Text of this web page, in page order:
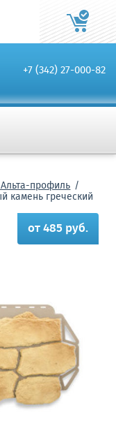
+7 (342) 27-000-82
профиль
камень греческий
от 485 руб.